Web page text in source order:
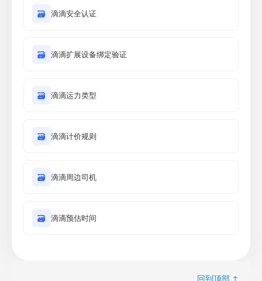
🗃 滴滴安全认证
🗃 滴滴扩展设备绑定验证
🗃 滴滴运力类型
🗃 滴滴计价规则
🗃 滴滴周边司机
🗃 滴滴预估时间
回到顶部 ↑